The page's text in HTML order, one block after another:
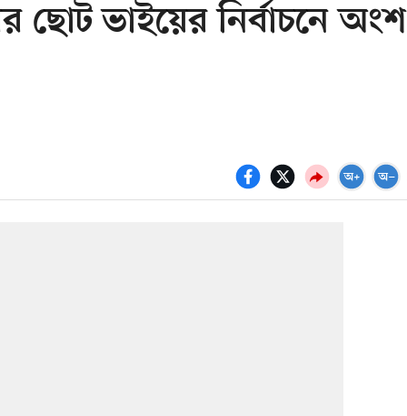
ছোট ভাইয়ের নির্বাচনে অংশ